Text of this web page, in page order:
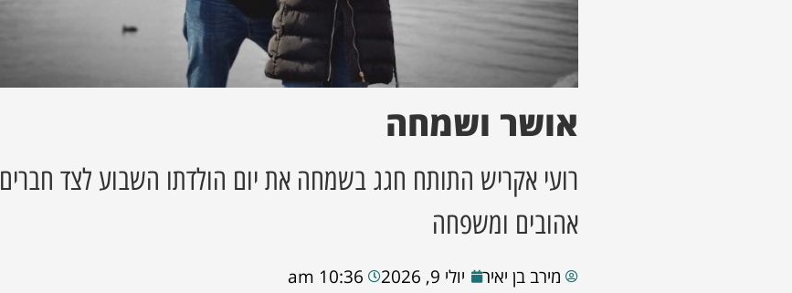
אושר ושמחה
רועי אקריש התותח חגג בשמחה את יום הולדתו השבוע לצד חברים
אהובים ומשפחה
מירב בן יאיר יולי 9, 2026 10:36 am